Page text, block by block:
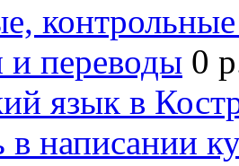
и переводы 0
язык в
написании